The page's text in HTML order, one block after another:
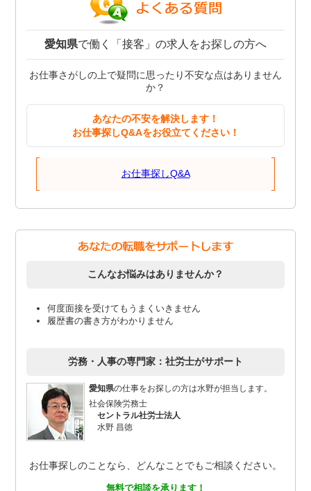
愛知県で働く「接客」の求人をお探しの方へ
お仕事さがしの上で疑問に思ったり不安な点はありません
か？
あなたの不安を解決します！
お仕事探しQ&Aをお役立てください！
お仕事探しQ&A
こんなお悩みはありませんか？
何度面接を受けてもうまくいきません
履歴書の書き方がわかりません
労務・人事の専門家：社労士がサポート
愛知県の仕事をお探しの方は水野が担当します。
社会保険労務士
セントラル社労士法人
水野 昌徳
お仕事探しのことなら、どんなことでもご相談ください。
無料で相談を承ります！